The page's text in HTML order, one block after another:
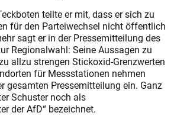
teilte er mit, dass er sich zu
für den Parteiwechsel nicht öffentlich
sagt er in der Pressemitteilung des
Regionalwahl: Seine Aussagen zu
allzu strengen Stickoxid-Grenzwerten
für Messstationen nehmen
gesamten Pressemitteilung ein. Ganz
Schuster noch als
der AfD“ bezeichnet.